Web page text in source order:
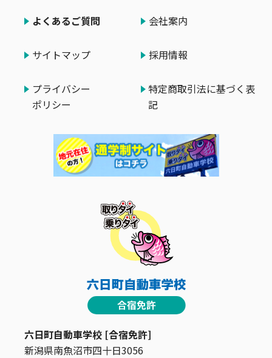
六日町自動車学校 [合宿免許]
新潟県南魚沼市四十日3056
よくあるご質問 会社案内
サイトマップ 採用情報
プライバシー
ポリシー
特定商取引法に基づく表
記